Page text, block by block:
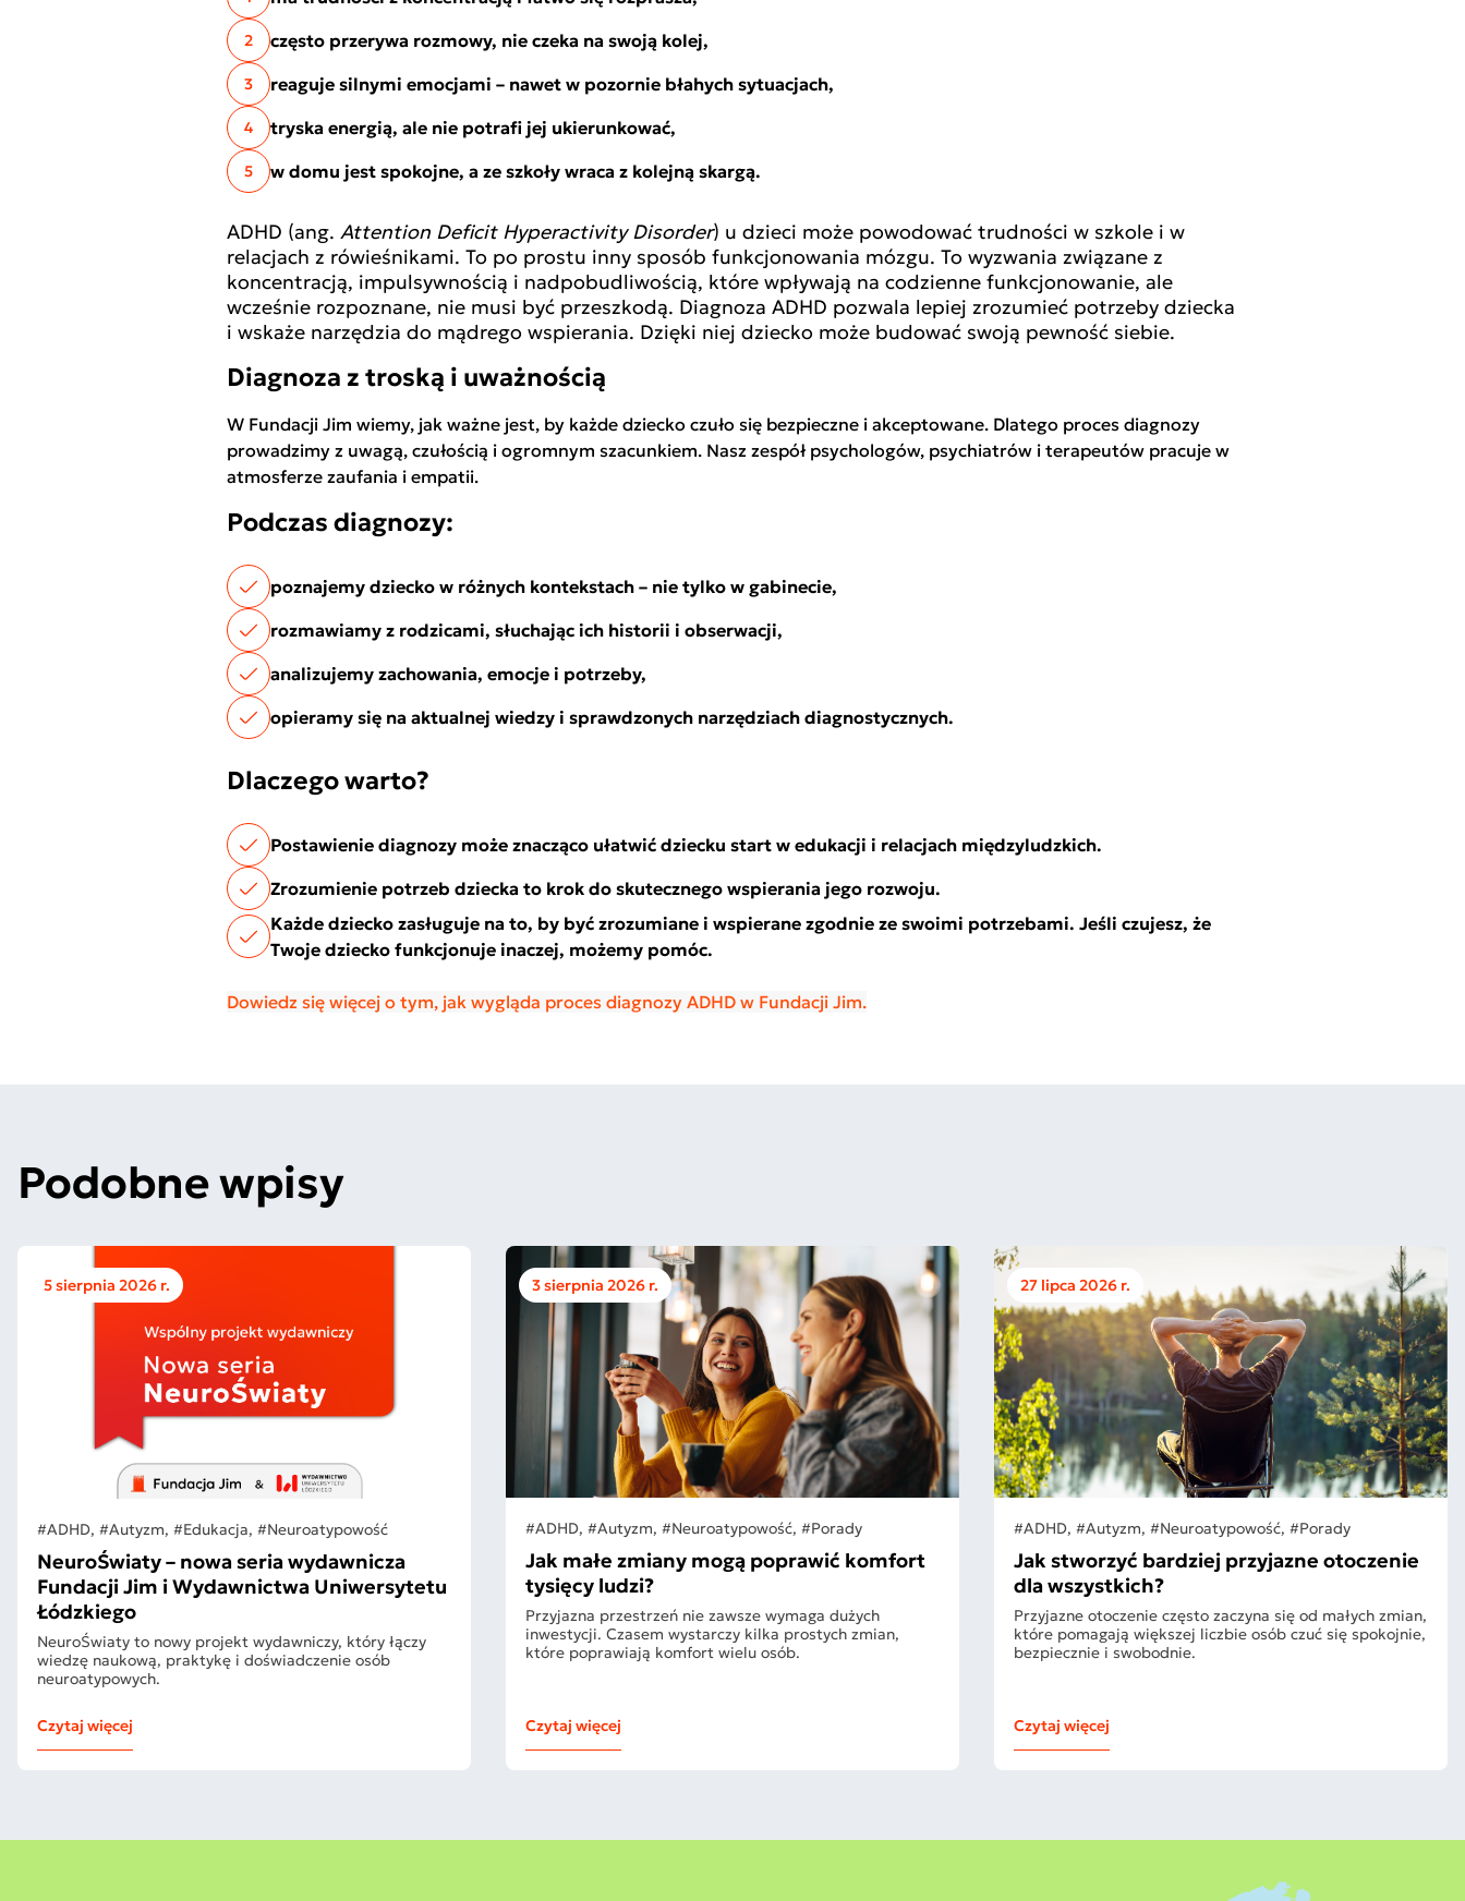
2 często przerywa rozmowy, nie czeka na swoją kolej,
3 reaguje silnymi emocjami – nawet w pozornie błahych sytuacjach,
4 tryska energią, ale nie potrafi jej ukierunkować,
5 w domu jest spokojne, a ze szkoły wraca z kolejną skargą.
ADHD (ang. Attention Deficit Hyperactivity Disorder) u dzieci może powodować trudności w szkole i w
relacjach z rówieśnikami. To po prostu inny sposób funkcjonowania mózgu. To wyzwania związane z
koncentracją, impulsywnością i nadpobudliwością, które wpływają na codzienne funkcjonowanie, ale
wcześnie rozpoznane, nie musi być przeszkodą. Diagnoza ADHD pozwala lepiej zrozumieć potrzeby dziecka
i wskaże narzędzia do mądrego wspierania. Dzięki niej dziecko może budować swoją pewność siebie.
Diagnoza z troską i uważnością
W Fundacji Jim wiemy, jak ważne jest, by każde dziecko czuło się bezpieczne i akceptowane. Dlatego proces diagnozy
prowadzimy z uwagą, czułością i ogromnym szacunkiem. Nasz zespół psychologów, psychiatrów i terapeutów pracuje w
atmosferze zaufania i empatii.
Podczas diagnozy:
poznajemy dziecko w różnych kontekstach – nie tylko w gabinecie,
rozmawiamy z rodzicami, słuchając ich historii i obserwacji,
analizujemy zachowania, emocje i potrzeby,
opieramy się na aktualnej wiedzy i sprawdzonych narzędziach diagnostycznych.
Dlaczego warto?
Postawienie diagnozy może znacząco ułatwić dziecku start w edukacji i relacjach międzyludzkich.
Zrozumienie potrzeb dziecka to krok do skutecznego wspierania jego rozwoju.
Każde dziecko zasługuje na to, by być zrozumiane i wspierane zgodnie ze swoimi potrzebami. Jeśli czujesz, że
Twoje dziecko funkcjonuje inaczej, możemy pomóc.
Dowiedz się więcej o tym, jak wygląda proces diagnozy ADHD w Fundacji Jim.
Podobne wpisy
5 sierpnia 2026 r.
#ADHD, #Autyzm, #Edukacja, #Neuroatypowość
NeuroŚwiaty – nowa seria wydawnicza
Fundacji Jim i Wydawnictwa Uniwersytetu
Łódzkiego
NeuroŚwiaty to nowy projekt wydawniczy, który łączy
wiedzę naukową, praktykę i doświadczenie osób
neuroatypowych.
Czytaj więcej
3 sierpnia 2026 r.
#ADHD, #Autyzm, #Neuroatypowość, #Porady
Jak małe zmiany mogą poprawić komfort
tysięcy ludzi?
Przyjazna przestrzeń nie zawsze wymaga dużych
inwestycji. Czasem wystarczy kilka prostych zmian,
które poprawiają komfort wielu osób.
Czytaj więcej
27 lipca 2026 r.
#ADHD, #Autyzm, #Neuroatypowość, #Porady
Jak stworzyć bardziej przyjazne otoczenie
dla wszystkich?
Przyjazne otoczenie często zaczyna się od małych zmian,
które pomagają większej liczbie osób czuć się spokojnie,
bezpiecznie i swobodnie.
Czytaj więcej